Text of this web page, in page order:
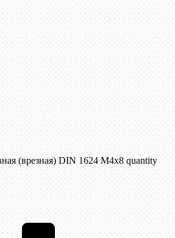
(врезная) DIN 1624 М4х8 quantity